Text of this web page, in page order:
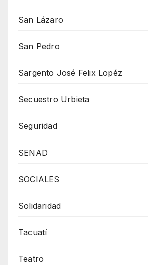
San Lázaro
San Pedro
Sargento José Felix Lopéz
Secuestro Urbieta
Seguridad
SENAD
SOCIALES
Solidaridad
Tacuatí
Teatro